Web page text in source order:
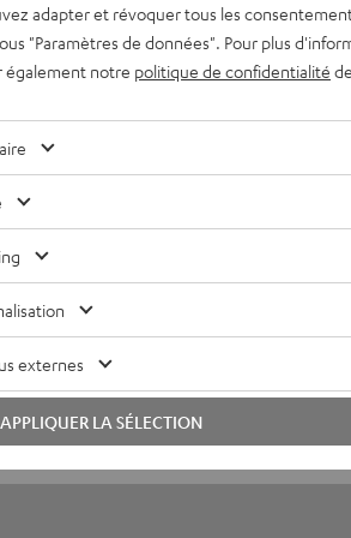
plastique n’est plus vraiment ce qu’il
nos courses. Avec le TEUFEL BAG
à votre entourage que vous
à la caisse.
adapter et révoquer tous les
"Paramètres de données". Pour plus
également notre politique de confidentialité
externes
APPLIQUER LA SÉLECTION